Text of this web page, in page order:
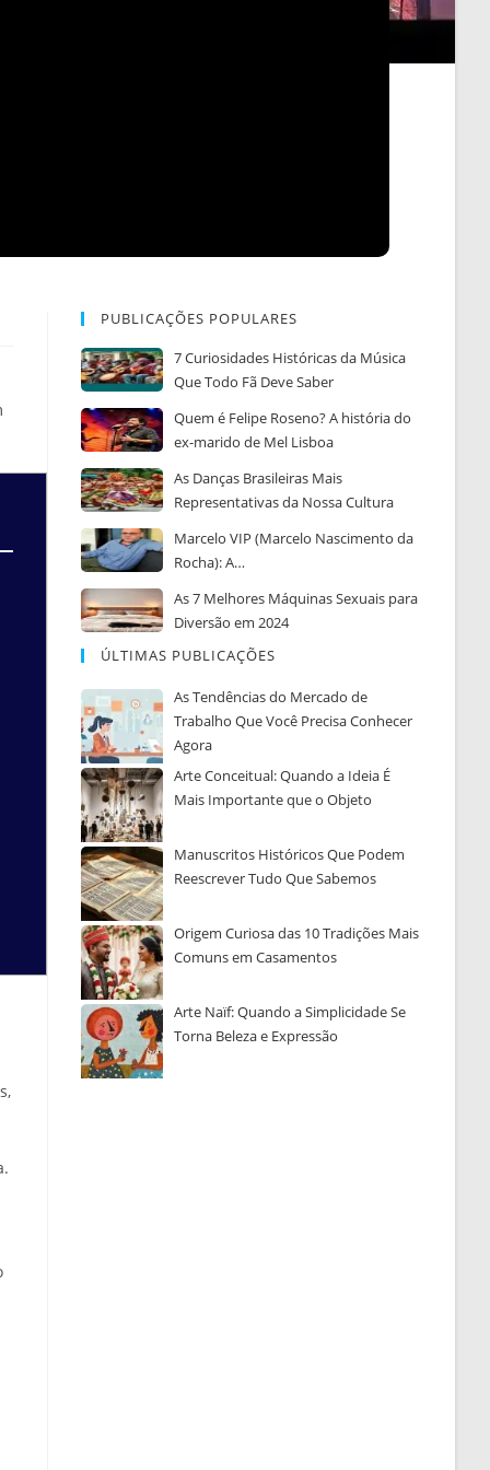
PUBLICAÇÕES POPULARES
7 Curiosidades Históricas da Música
Que Todo Fã Deve Saber
Quem é Felipe Roseno? A história do
ex-marido de Mel Lisboa
As Danças Brasileiras Mais
Representativas da Nossa Cultura
Marcelo VIP (Marcelo Nascimento da
Rocha): A…
As 7 Melhores Máquinas Sexuais para
Diversão em 2024
ÚLTIMAS PUBLICAÇÕES
As Tendências do Mercado de
Trabalho Que Você Precisa Conhecer
Agora
Arte Conceitual: Quando a Ideia É
Mais Importante que o Objeto
Manuscritos Históricos Que Podem
Reescrever Tudo Que Sabemos
Origem Curiosa das 10 Tradições Mais
Comuns em Casamentos
Arte Naïf: Quando a Simplicidade Se
Torna Beleza e Expressão